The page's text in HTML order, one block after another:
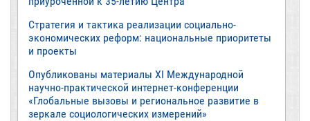
Стратегия и тактика реализации социально-
экономических реформ: национальные приоритеты
и проекты
Опубликованы материалы XI Международной
научно-практической интернет-конференции
«Глобальные вызовы и региональное развитие в
зеркале социологических измерений»